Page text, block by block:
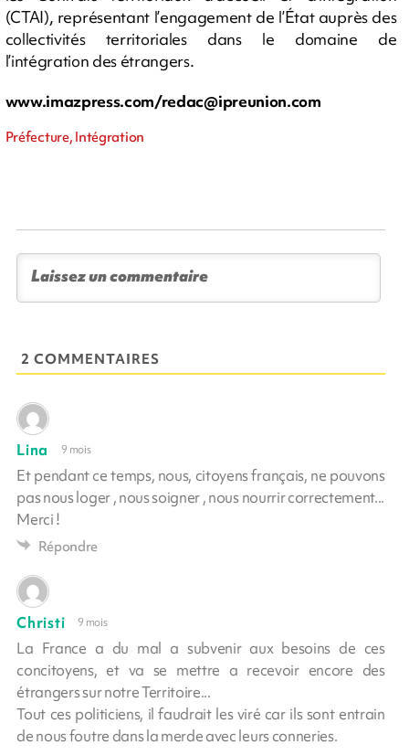
(CTAI), représentant l’engagement de l’État auprès des
collectivités territoriales dans le domaine de
l’intégration des étrangers.
www.imazpress.com/redac@ipreunion.com
Préfecture, Intégration
2 COMMENTAIRES
Lina 9 mois
Et pendant ce temps, nous, citoyens français, ne pouvons
pas nous loger , nous soigner , nous nourrir correctement...
Merci !
Répondre
Christi 9 mois
La France a du mal a subvenir aux besoins de ces
concitoyens, et va se mettre a recevoir encore des
étrangers sur notre Territoire...
Tout ces politiciens, il faudrait les viré car ils sont entrain
de nous foutre dans la merde avec leurs conneries.